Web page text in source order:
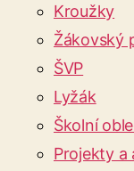
Kroužky
Žákovský
ŠVP
Lyžák
Školní
Projekty a